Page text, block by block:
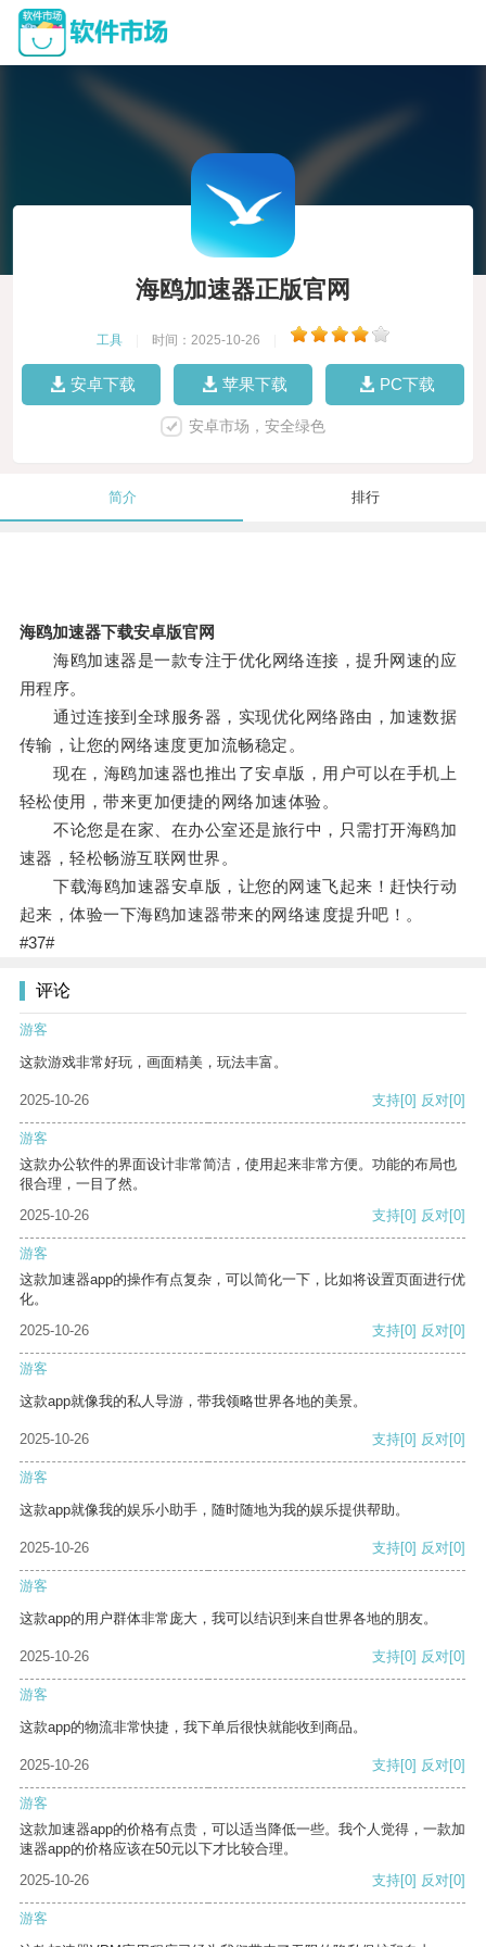
海鸥加速器正版官网
工具 时间：2025-10-26
安卓下载 苹果下载 PC下载
安卓市场，安全绿色
简介 排行
海鸥加速器下载安卓版官网
海鸥加速器是一款专注于优化网络连接，提升网速的应
用程序。
通过连接到全球服务器，实现优化网络路由，加速数据
传输，让您的网络速度更加流畅稳定。
现在，海鸥加速器也推出了安卓版，用户可以在手机上
轻松使用，带来更加便捷的网络加速体验。
不论您是在家、在办公室还是旅行中，只需打开海鸥加
速器，轻松畅游互联网世界。
下载海鸥加速器安卓版，让您的网速飞起来！赶快行动
起来，体验一下海鸥加速器带来的网络速度提升吧！。
#37#
评论
游客
这款游戏非常好玩，画面精美，玩法丰富。
2025-10-26 支持[0] 反对[0]
游客
这款办公软件的界面设计非常简洁，使用起来非常方便。功能的布局也
很合理，一目了然。
2025-10-26
支持[0] 反对[0]
游客
这款加速器app的操作有点复杂，可以简化一下，比如将设置页面进行优
化。
2025-10-26
支持[0] 反对[0]
游客
这款app就像我的私人导游，带我领略世界各地的美景。
2025-10-26 支持[0] 反对[0]
游客
这款app就像我的娱乐小助手，随时随地为我的娱乐提供帮助。
2025-10-26 支持[0] 反对[0]
游客
这款app的用户群体非常庞大，我可以结识到来自世界各地的朋友。
2025-10-26 支持[0] 反对[0]
游客
这款app的物流非常快捷，我下单后很快就能收到商品。
2025-10-26 支持[0] 反对[0]
游客
这款加速器app的价格有点贵，可以适当降低一些。我个人觉得，一款加
速器app的价格应该在50元以下才比较合理。
2025-10-26
支持[0] 反对[0]
游客